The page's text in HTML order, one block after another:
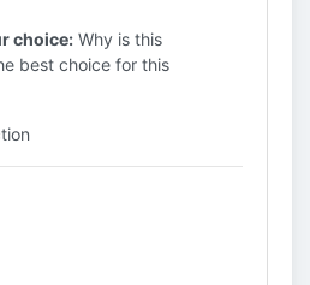
choice: Why is this
best choice for this